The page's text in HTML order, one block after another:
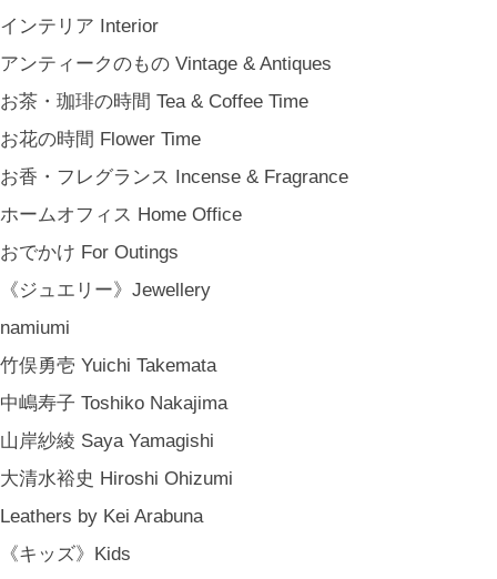
インテリア Interior
アンティークのもの Vintage & Antiques
お茶・珈琲の時間 Tea & Coffee Time
お花の時間 Flower Time
お香・フレグランス Incense & Fragrance
ホームオフィス Home Office
おでかけ For Outings
《ジュエリー》Jewellery
namiumi
竹俣勇壱 Yuichi Takemata
中嶋寿子 Toshiko Nakajima
山岸紗綾 Saya Yamagishi
大清水裕史 Hiroshi Ohizumi
Leathers by Kei Arabuna
《キッズ》Kids
内祝い Thank You Gifts
新築祝い Housewarming Gifts
結婚祝い Wedding Gifts
結婚式の引出物 Wedding Favors
誕生日プレゼント Birthday Gifts
バレンタインデー Valentine's Day
夏 Summer
秋 Autumn
冬 Winter
《ご予約》Made to Order